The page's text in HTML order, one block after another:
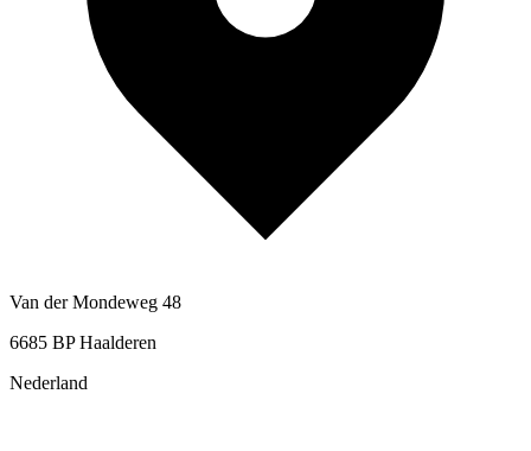
Van der Mondeweg 48
6685 BP Haalderen
Nederland